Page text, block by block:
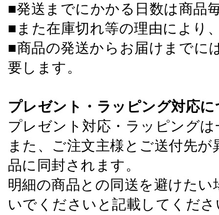
■発送までにかかる日数は商品
■また在庫切れ等の理由により
■商品の発送からお届けまでに
要します。
プレゼント・ラッピング対応
プレゼント対応・ラッピング
また、ご注文主様とご送付先
品に同封されます。
明細の商品との同送を避けた
いでくださいと記載してくださ